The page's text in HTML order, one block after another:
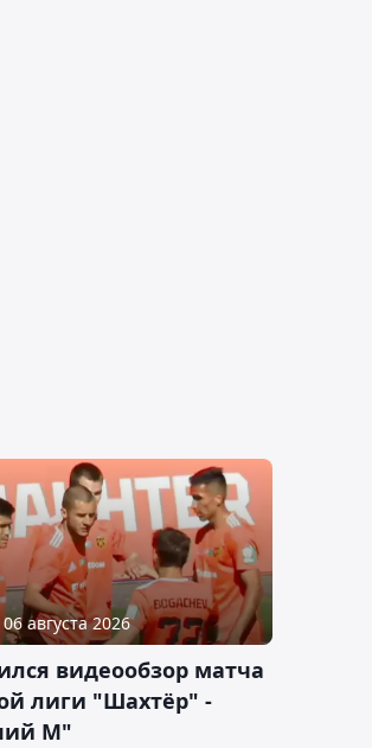
августа 2026
видеообзор матча
лиги "Шахтёр" -
М"